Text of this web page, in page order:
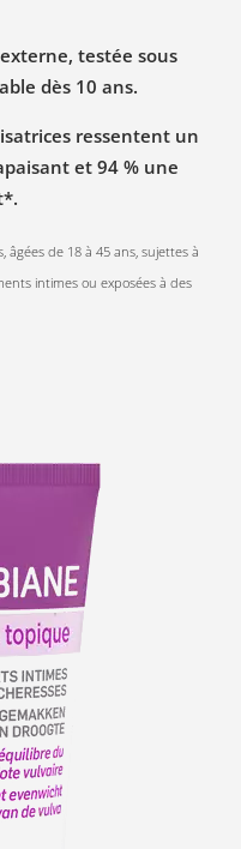
testée sous
dès 10 ans.
ressentent un
et 94 % une
âgées de 18 à 45 ans, sujettes à
intimes ou exposées à des